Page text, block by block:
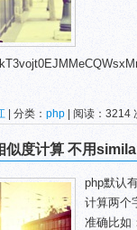
| 分类： php | 阅读：3214
似度计算 不用
php默认
计算两个
准确比如